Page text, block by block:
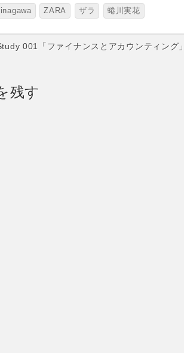
で
30日
P S U L E C O L
L E C T I O N [ ×
光を反射するブラ
ックリフレクター
ザインバッグ 2018
「フェイスミスト
全5種」 2018年6月
プ
ZARA ザラ 蜷川実花
001「ファイナンスとアカウンティング」
残す